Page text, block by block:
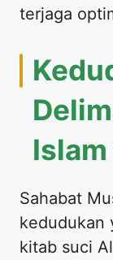
terjaga
Sahabat
kedudukan
kitab suci